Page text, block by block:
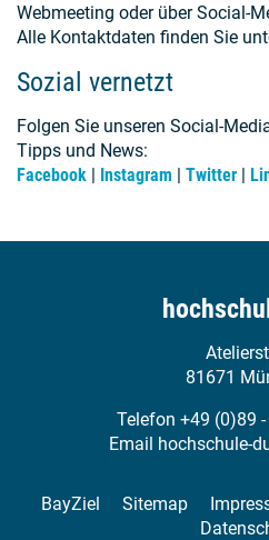
Webmeeting oder über Social-
Alle Kontaktdaten finden Sie
Sozial vernetzt
Folgen Sie unseren Social-
Tipps und News:
Facebook | Instagram | Twitter |
81671
Telefon +49 (0)89
Email hochschule-
BayZiel Sitemap